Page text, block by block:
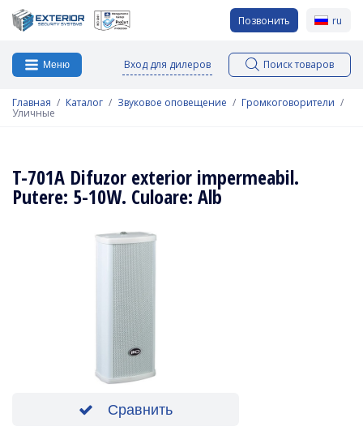
Позвонить ru
Меню Вход для дилеров Поиск товаров
Главная Каталог Звуковое оповещение Громкоговорители
Уличные
T-701A Difuzor exterior impermeabil.
Putere: 5-10W. Culoare: Alb
Сравнить